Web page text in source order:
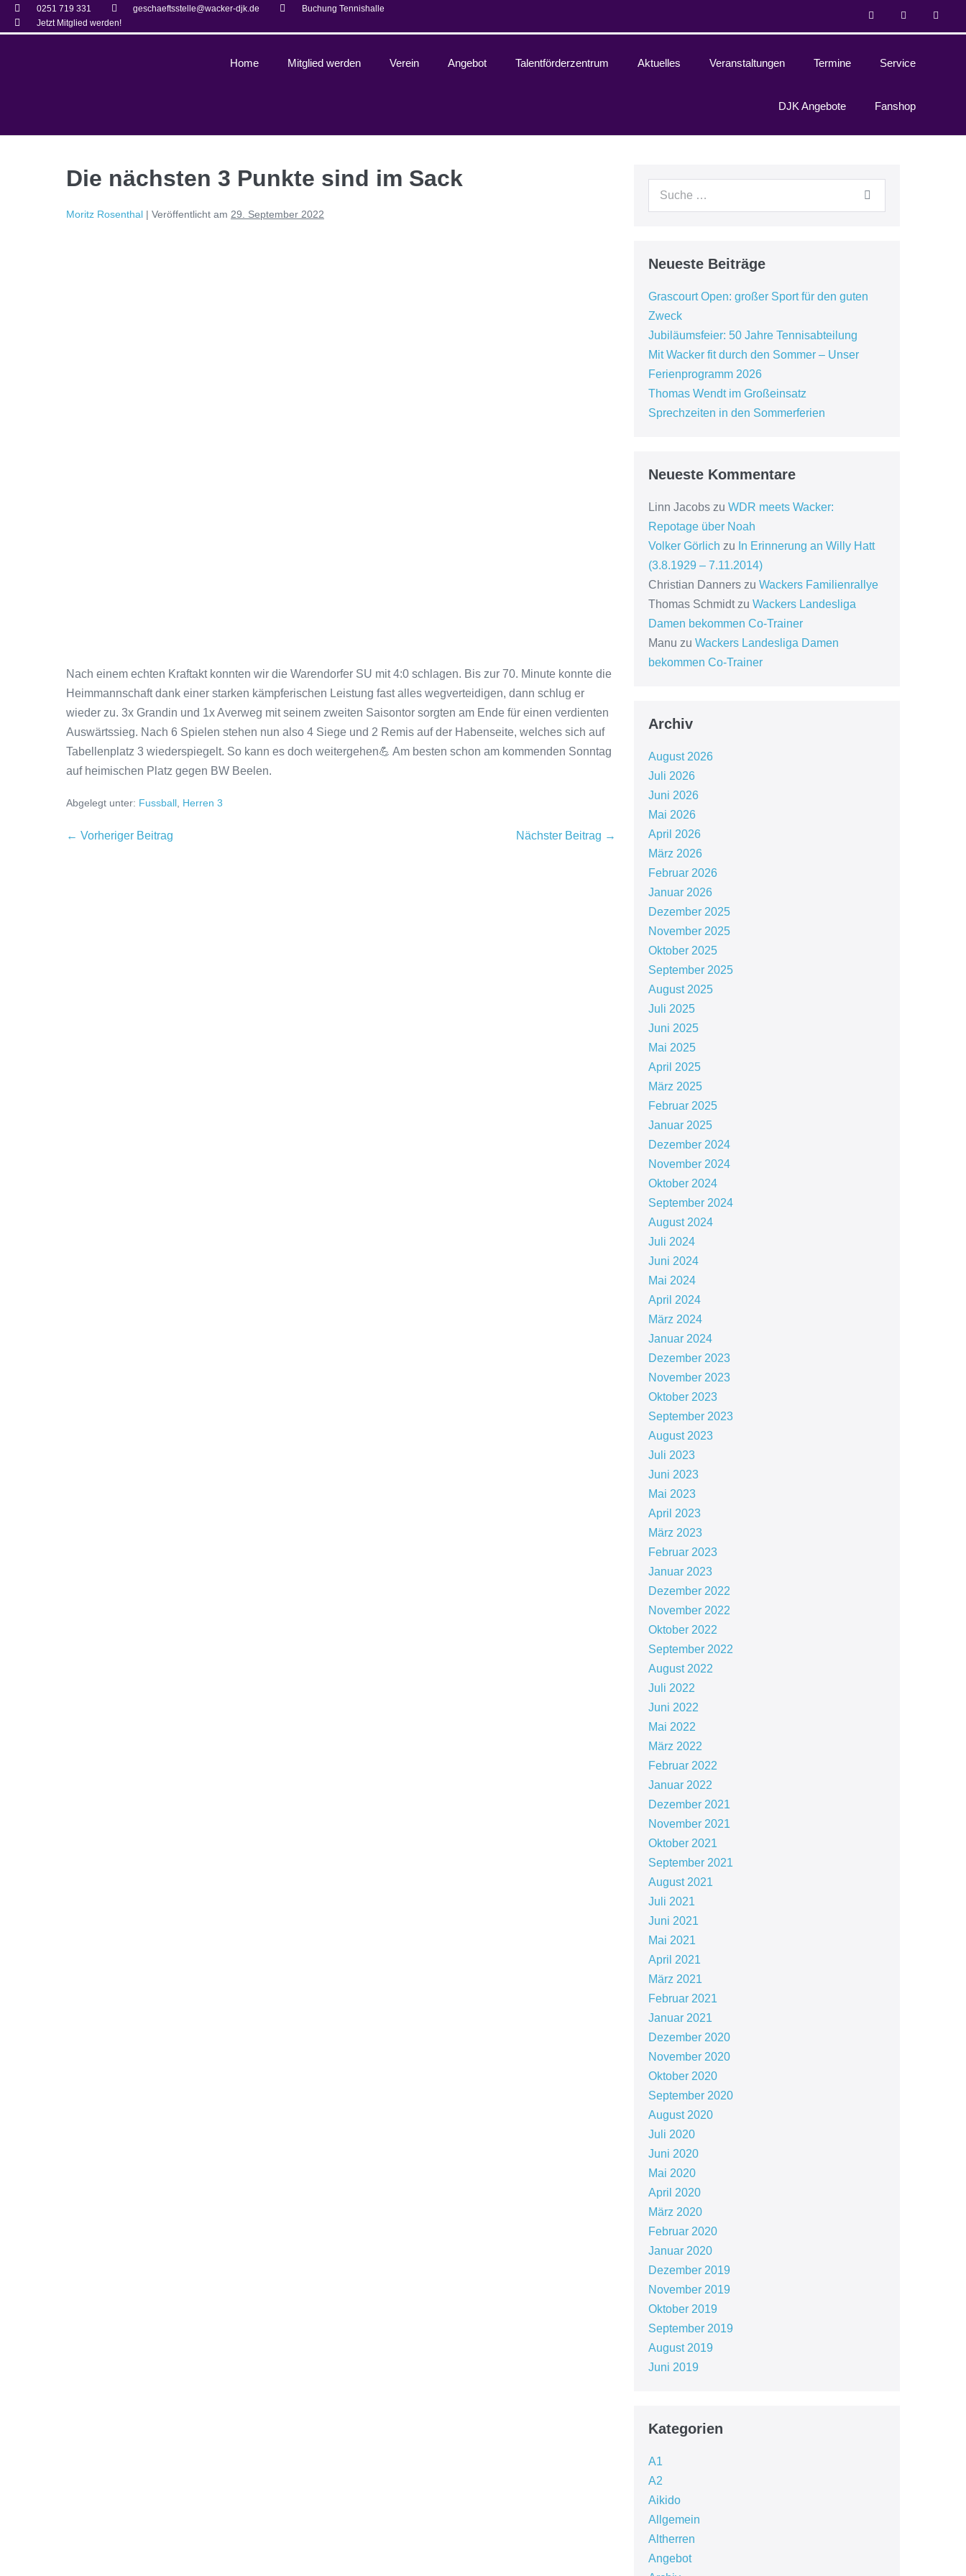
0251 719 331 geschaeftsstelle@wacker-djk.de
Buchung Tennishalle
Jetzt Mitglied werden!
Home Mitglied werden Verein Angebot Talentförderzentrum Aktuelles Veranstaltungen Termine Service
DJK Angebote Fanshop
Die nächsten 3 Punkte sind im Sack
Moritz Rosenthal | Veröffentlicht am 29. September 2022
Nach einem echten Kraftakt konnten wir die Warendorfer SU mit 4:0 schlagen. Bis zur 70. Minute konnte die
Heimmannschaft dank einer starken kämpferischen Leistung fast alles wegverteidigen, dann schlug er
wieder zu. 3x Grandin und 1x Averweg mit seinem zweiten Saisontor sorgten am Ende für einen verdienten
Auswärtssieg. Nach 6 Spielen stehen nun also 4 Siege und 2 Remis auf der Habenseite, welches sich auf
Tabellenplatz 3 wiederspiegelt. So kann es doch weitergehen💪 Am besten schon am kommenden Sonntag
auf heimischen Platz gegen BW Beelen.
Abgelegt unter: Fussball Herren 3
← Vorheriger Beitrag Nächster Beitrag →
Neueste Beiträge
Grascourt Open: großer Sport für den guten
Zweck
Jubiläumsfeier: 50 Jahre Tennisabteilung
Mit Wacker fit durch den Sommer – Unser
Ferienprogramm 2026
Thomas Wendt im Großeinsatz
Sprechzeiten in den Sommerferien
Neueste Kommentare
Linn Jacobszu WDR meets Wacker:
Repotage über Noah
Volker Görlich zu In Erinnerung an Willy Hatt
(3.8.1929 – 7.11.2014)
Christian Dannerszu Wackers Familienrallye
Thomas Schmidtzu Wackers Landesliga
Damen bekommen Co-Trainer
Manu zu Wackers Landesliga Damen
bekommen Co-Trainer
Archiv
August 2026
Juli 2026
Juni 2026
Mai 2026
April 2026
März 2026
Februar 2026
Januar 2026
Dezember 2025
November 2025
Oktober 2025
September 2025
August 2025
Juli 2025
Juni 2025
Mai 2025
April 2025
März 2025
Februar 2025
Januar 2025
Dezember 2024
November 2024
Oktober 2024
September 2024
August 2024
Juli 2024
Juni 2024
Mai 2024
April 2024
März 2024
Januar 2024
Dezember 2023
November 2023
Oktober 2023
September 2023
August 2023
Juli 2023
Juni 2023
Mai 2023
April 2023
März 2023
Februar 2023
Januar 2023
Dezember 2022
November 2022
Oktober 2022
September 2022
August 2022
Juli 2022
Juni 2022
Mai 2022
März 2022
Februar 2022
Januar 2022
Dezember 2021
November 2021
Oktober 2021
September 2021
August 2021
Juli 2021
Juni 2021
Mai 2021
April 2021
März 2021
Februar 2021
Januar 2021
Dezember 2020
November 2020
Oktober 2020
September 2020
August 2020
Juli 2020
Juni 2020
Mai 2020
April 2020
März 2020
Februar 2020
Januar 2020
Dezember 2019
November 2019
Oktober 2019
September 2019
August 2019
Juni 2019
Kategorien
A1
A2
Aikido
Allgemein
Altherren
Angebot